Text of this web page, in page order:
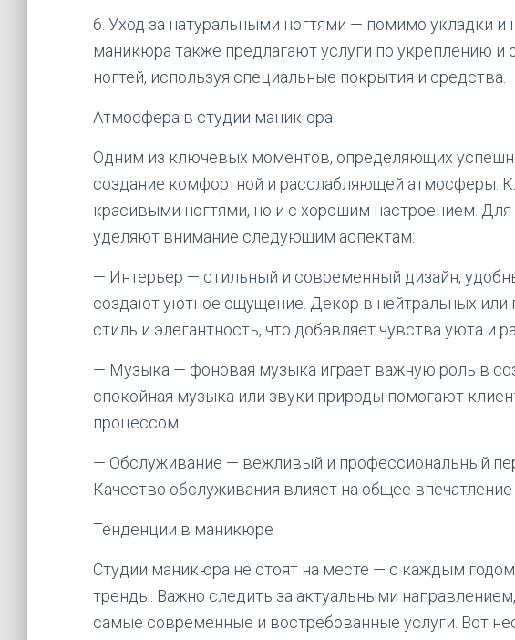
6. Уход за натуральными ногтями — помимо укладки и
маникюра также предлагают услуги по укреплению и
ногтей, используя специальные покрытия и средства.
Атмосфера в студии маникюра
Одним из ключевых моментов, определяющих
создание комфортной и расслабляющей атмосферы.
красивыми ногтями, но и с хорошим настроением.
уделяют внимание следующим аспектам:
— Интерьер — стильный и современный дизайн,
создают уютное ощущение. Декор в нейтральных или
стиль и элегантность, что добавляет чувства уюта и
— Музыка — фоновая музыка играет важную роль в
спокойная музыка или звуки природы помогают
процессом.
— Обслуживание — вежливый и профессиональный
Качество обслуживания влияет на общее
Тенденции в маникюре
Студии маникюра не стоят на месте — с каждым
тренды. Важно следить за актуальными
самые современные и востребованные услуги. Вот